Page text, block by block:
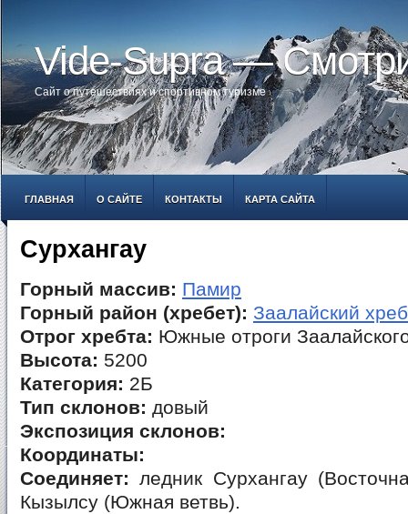
Vide-Supra —
Сайт о путешествиях и спортивном туризме
ГЛАВНАЯ О САЙТЕ КОНТАКТЫ КАРТА САЙТА
Сурхангау
Горный массив: Памир
Горный район (хребет): Заалайский
Отрог хребта: Южные отроги
Высота: 5200
Категория: 2Б
Тип склонов: довый
Экспозиция склонов:
Координаты:
Соединяет: ледник Сурхангау
Кызылсу (Южная ветвь).